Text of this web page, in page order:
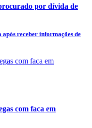
por dívida de
receber informações de
com faca em